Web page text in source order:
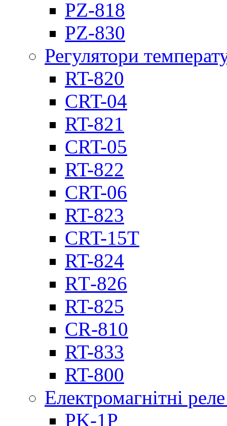
PZ-818
PZ-830
Регулятори
RT-820
CRT-04
RT-821
CRT-05
RT-822
CRT-06
RT-823
CRT-15T
RT-824
RТ-826
RT-825
CR-810
RT-833
RT-800
Електромагнітні
PK-1P